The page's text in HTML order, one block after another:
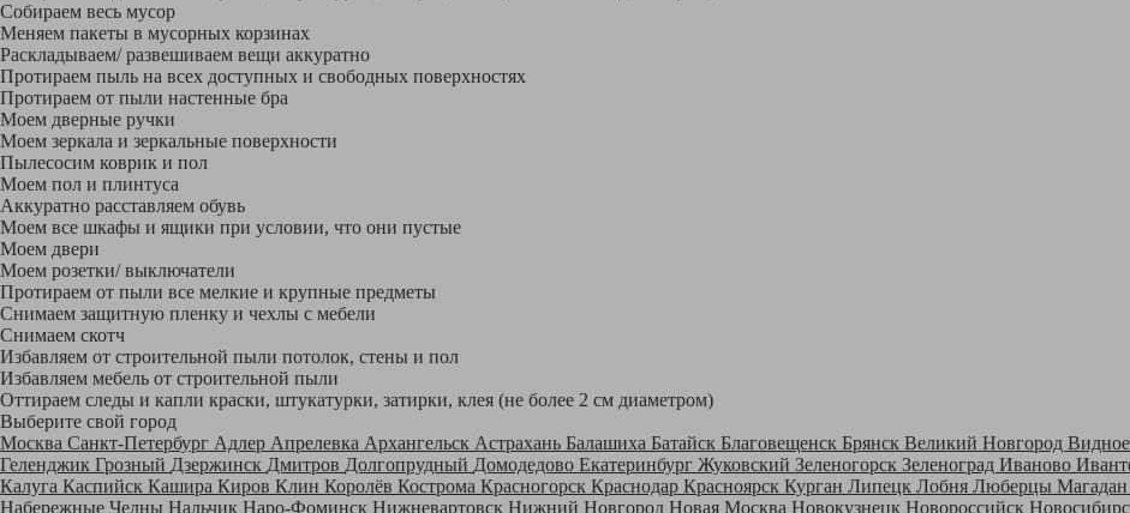
Собираем весь мусор
Меняем пакеты в мусорных корзинах
Раскладываем/ развешиваем вещи аккуратно
Протираем пыль на всех доступных и свободных поверхностях
Протираем от пыли настенные бра
Моем дверные ручки
Моем зеркала и зеркальные поверхности
Пылесосим коврик и пол
Моем пол и плинтуса
Аккуратно расставляем обувь
Моем все шкафы и ящики при условии, что они пустые
Моем двери
Моем розетки/ выключатели
Протираем от пыли все мелкие и крупные предметы
Снимаем защитную пленку и чехлы с мебели
Снимаем скотч
Избавляем от строительной пыли потолок, стены и пол
Избавляем мебель от строительной пыли
Оттираем следы и капли краски, штукатурки, затирки, клея (не более 2 см диаметром)
Выберите свой город
Москва Санкт-Петербург Адлер Апрелевка Архангельск Астрахань Балашиха Батайск Благовещенск Брянск Великий Новгород Видное
Геленджик Грозный Дзержинск Дмитров Долгопрудный Домодедово Екатеринбург Жуковский Зеленогорск Зеленоград Иваново
Калуга Каспийск Кашира Киров Клин Королёв Кострома Красногорск Краснодар Красноярск Курган Липецк Лобня Люберцы Магадан
Набережные Челны Нальчик Наро-Фоминск Нижневартовск Нижний Новгород Новая Москва Новокузнецк Новороссийск